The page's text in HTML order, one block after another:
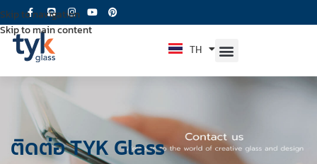
Skip to navigation
Skip to main content
TH
EN
ติดต่อ TYK Glass